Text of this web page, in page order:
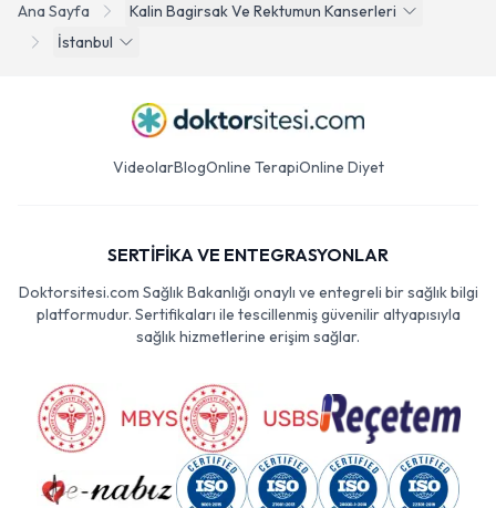
Ana Sayfa
Kalin Bagirsak Ve Rektumun Kanserleri
İstanbul
VideolarBlogOnline TerapiOnline Diyet
SERTİFİKA VE ENTEGRASYONLAR
Doktorsitesi.com Sağlık Bakanlığı onaylı ve entegreli bir sağlık bilgi
platformudur. Sertifikaları ile tescillenmiş güvenilir altyapısıyla
sağlık hizmetlerine erişim sağlar.